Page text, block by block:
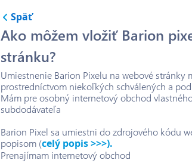
Späť
Ako môžem vložiť Barion
stránku?
Umiestnenie Barion Pixelu na webové stránky
prostredníctvom niekoľkých schválených a
Mám pre osobný internetový obchod
subdodávateľa
Barion Pixel sa umiestni do zdrojového kódu
popisom (celý popis >>>).
Prenajímam internetový obchod